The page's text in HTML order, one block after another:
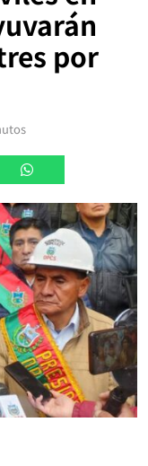
por